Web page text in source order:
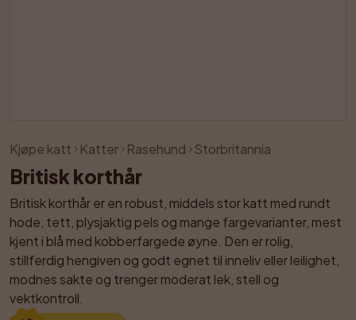
Lik Del
Kjøpe katt Katter Rasehund Storbritannia
Britisk korthår
Britisk korthår er en robust, middels stor katt med rundt
hode, tett, plysjaktig pels og mange fargevarianter, mest
kjent i blå med kobberfargede øyne. Den er rolig,
stillferdig hengiven og godt egnet til inneliv eller leilighet,
modnes sakte og trenger moderat lek, stell og
vektkontroll.